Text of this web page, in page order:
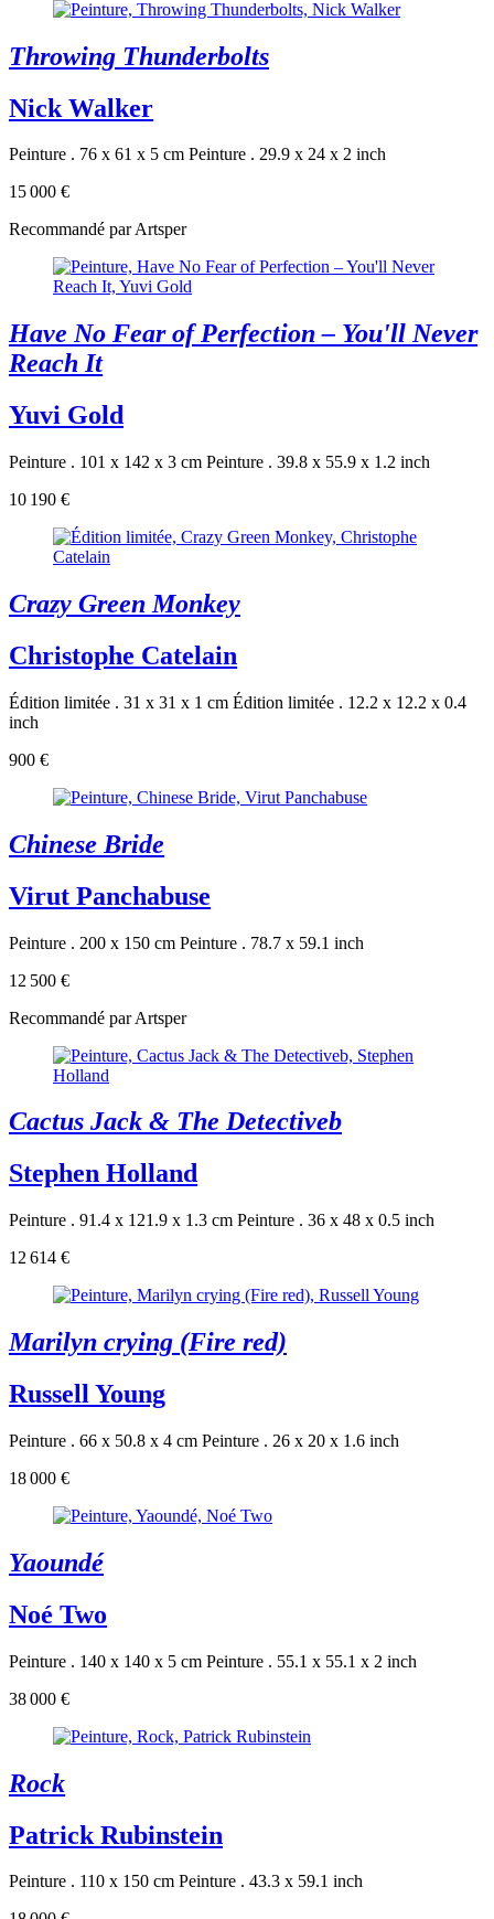
Throwing Thunderbolts
Nick Walker
Peinture . 76 x 61 x 5 cm Peinture . 29.9 x 24 x 2 inch
15 000 €
Recommandé par Artsper
Have No Fear of Perfection – You'll Never
Reach It
Yuvi Gold
Peinture . 101 x 142 x 3 cm Peinture . 39.8 x 55.9 x 1.2 inch
10 190 €
Crazy Green Monkey
Christophe Catelain
Édition limitée . 31 x 31 x 1 cm Édition limitée . 12.2 x 12.2 x 0.4
inch
900 €
Chinese Bride
Virut Panchabuse
Peinture . 200 x 150 cm Peinture . 78.7 x 59.1 inch
12 500 €
Recommandé par Artsper
Cactus Jack & The Detectiveb
Stephen Holland
Peinture . 91.4 x 121.9 x 1.3 cm Peinture . 36 x 48 x 0.5 inch
12 614 €
Marilyn crying (Fire red)
Russell Young
Peinture . 66 x 50.8 x 4 cm Peinture . 26 x 20 x 1.6 inch
18 000 €
Yaoundé
Noé Two
Peinture . 140 x 140 x 5 cm Peinture . 55.1 x 55.1 x 2 inch
38 000 €
Rock
Patrick Rubinstein
Peinture . 110 x 150 cm Peinture . 43.3 x 59.1 inch